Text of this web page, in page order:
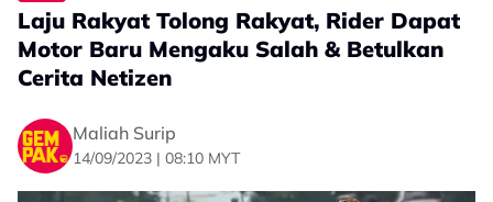
Laju Rakyat Tolong Rakyat, Rider Dapat
Motor Baru Mengaku Salah & Betulkan
Cerita Netizen
Maliah Surip
14/09/2023 | 08:10 MYT